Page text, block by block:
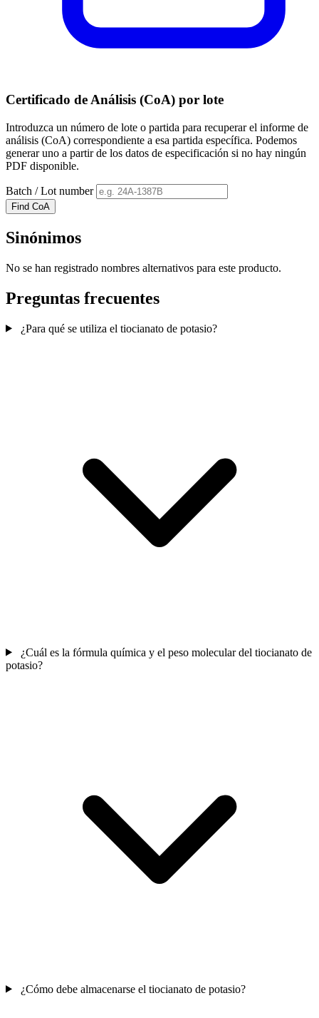
Certificado de Análisis (CoA) por lote
Introduzca un número de lote o partida para recuperar el informe de
análisis (CoA) correspondiente a esa partida específica. Podemos
generar uno a partir de los datos de especificación si no hay ningún
PDF disponible.
Batch / Lot number
Find CoA
Sinónimos
No se han registrado nombres alternativos para este producto.
Preguntas frecuentes
¿Para qué se utiliza el tiocianato de potasio?
¿Cuál es la fórmula química y el peso molecular del tiocianato de
potasio?
¿Cómo debe almacenarse el tiocianato de potasio?